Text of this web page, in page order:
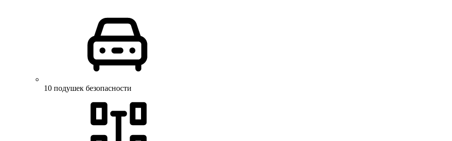
10 подушек безопасности